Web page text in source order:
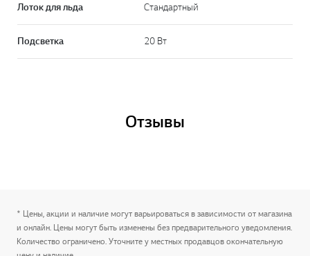
Лоток для льда Стандартный
Подсветка 20 Вт
Отзывы
* Цены, акции и наличие могут варьироваться в зависимости от магазина
и онлайн. Цены могут быть изменены без предварительного уведомления.
Количество ограничено. Уточните у местных продавцов окончательную